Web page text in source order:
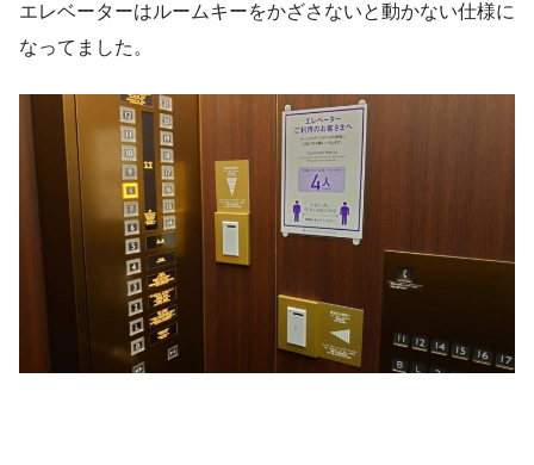
エレベーターはルームキーをかざさないと動かない仕様に
なってました。